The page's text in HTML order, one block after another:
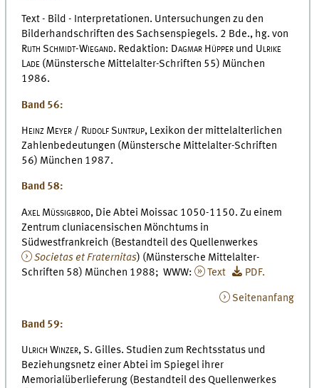
Text - Bild - Interpretationen. Untersuchungen zu den
Bilderhandschriften des Sachsenspiegels. 2 Bde., hg. von
Ruth Schmidt-Wiegand. Redaktion: Dagmar Hüpper und Ulrike
Lade (Münstersche Mittelalter-Schriften 55) München
1986.
Band 56:
Heinz Meyer / Rudolf Suntrup, Lexikon der mittelalterlichen
Zahlenbedeutungen (Münstersche Mittelalter-Schriften
56) München 1987.
Band 58:
Axel Müssigbrod, Die Abtei Moissac 1050-1150. Zu einem
Zentrum cluniacensischen Mönchtums in
Südwestfrankreich (Bestandteil des Quellenwerkes
Societas et Fraternitas) (Münstersche Mittelalter-
Schriften 58) München 1988; WWW:
Text PDF.
Seitenanfang
Band 59:
Ulrich Winzer, S. Gilles. Studien zum Rechtsstatus und
Beziehungsnetz einer Abtei im Spiegel ihrer
Memorialüberlieferung (Bestandteil des Quellenwerkes